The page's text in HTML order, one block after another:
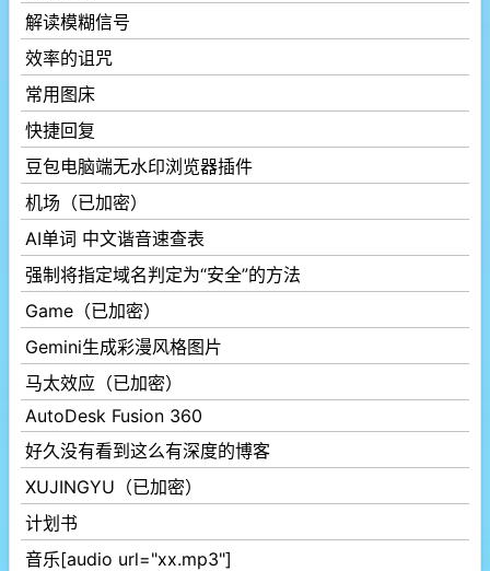
解读模糊信号
效率的诅咒
常用图床
快捷回复
豆包电脑端无水印浏览器插件
机场（已加密）
AI单词 中文谐音速查表
强制将指定域名判定为“安全”的方法
Game（已加密）
Gemini生成彩漫风格图片
马太效应（已加密）
AutoDesk Fusion 360
好久没有看到这么有深度的博客
XUJINGYU（已加密）
计划书
音乐[audio url="xx.mp3"]